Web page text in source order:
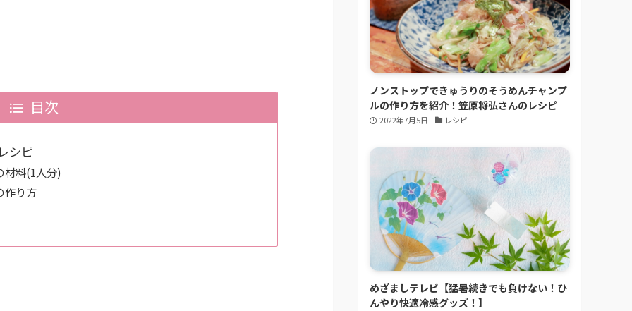
目次
シピ
材料(1人分)
作り方
ノンストップできゅうりのそうめんチャンプ
ルの作り方を紹介！笠原将弘さんのレシピ
2022年7月5日 レシピ
めざましテレビ【猛暑続きでも負けない！ひ
んやり快適冷感グッズ！】